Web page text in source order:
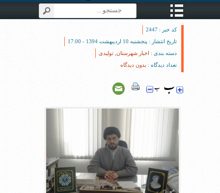
کد خبر : 2447
تاریخ انتشار : پنجشنبه 10 اردیبهشت 1394 - 17:00
دسته بندی : اخبار شهرستان تولیدی
تعداد دیدگاه : بدون دیدگاه